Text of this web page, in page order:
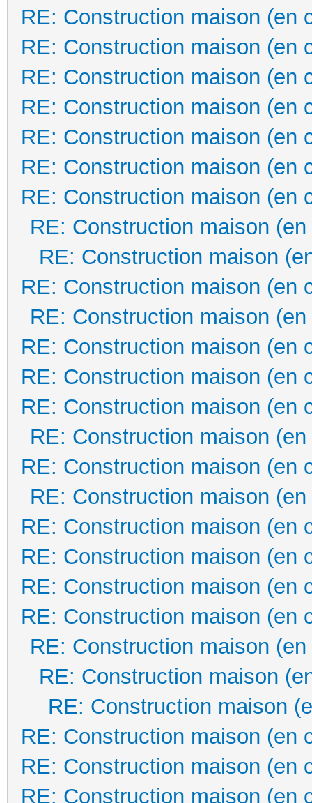
RE: Construction maison (en
RE: Construction maison (en
RE: Construction maison (en
RE: Construction maison (en
RE: Construction maison (en
RE: Construction maison (en
RE: Construction maison (en
RE: Construction maison
RE: Construction maison
RE: Construction maison (en
RE: Construction maison
RE: Construction maison (en
RE: Construction maison (en
RE: Construction maison (en
RE: Construction maison
RE: Construction maison (en
RE: Construction maison
RE: Construction maison (en
RE: Construction maison (en
RE: Construction maison (en
RE: Construction maison (en
RE: Construction maison
RE: Construction maison
RE: Construction maison
RE: Construction maison (en
RE: Construction maison (en
RE: Construction maison (en